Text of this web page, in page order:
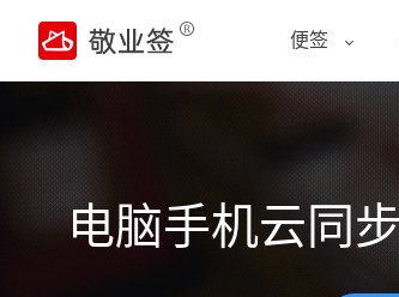
便签
电脑手机云同